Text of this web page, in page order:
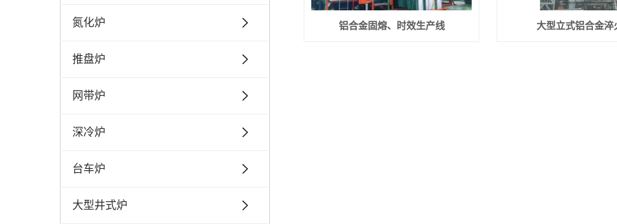
氮化炉
推盘炉
网带炉
深冷炉
台车炉
大型井式炉
铝合金固熔、时效生产线 大型立式铝合金淬